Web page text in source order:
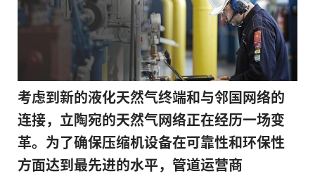
考虑到新的液化天然气终端和与邻国网络的
连接，立陶宛的天然气网络正在经历一场变
革。为了确保压缩机设备在可靠性和环保性
方面达到最先进的水平，管道运营商